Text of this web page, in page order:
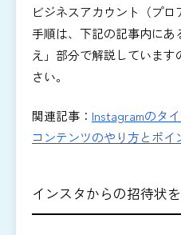
ビジネスアカウント（プロ
手順は、下記の記事内に
え」部分で解説していま
さい。
関連記事： Instagramのタ
コンテンツのやり方とポイ
インスタからの招待状